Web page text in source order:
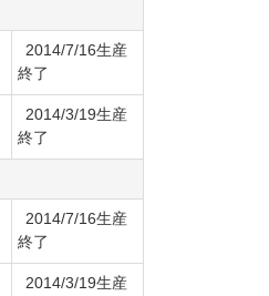
2014/7/16生産
終了
2014/3/19生産
終了
2014/7/16生産
終了
2014/3/19生産